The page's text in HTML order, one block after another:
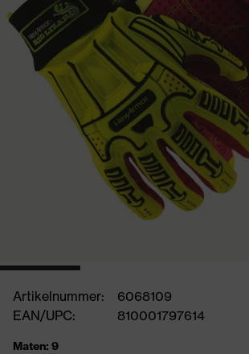
Artikelnummer:
6068109
EAN/UPC:
810001797614
Maten: 9